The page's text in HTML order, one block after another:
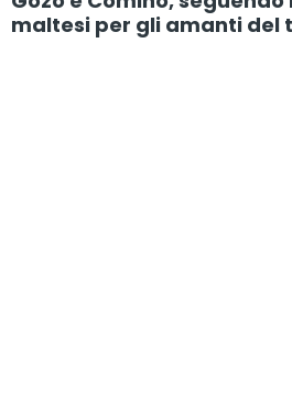
maltesi per gli amanti del